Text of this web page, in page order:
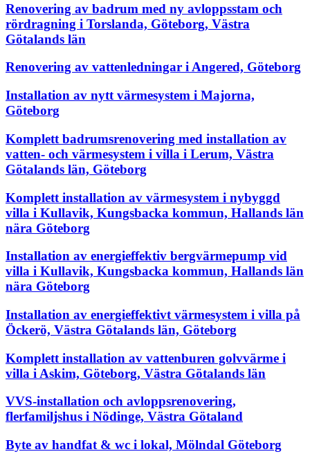
Renovering av badrum med ny avloppsstam och
rördragning i Torslanda, Göteborg, Västra
Götalands län
Renovering av vattenledningar i Angered, Göteborg
Installation av nytt värmesystem i Majorna,
Göteborg
Komplett badrumsrenovering med installation av
vatten- och värmesystem i villa i Lerum, Västra
Götalands län, Göteborg
Komplett installation av värmesystem i nybyggd
villa i Kullavik, Kungsbacka kommun, Hallands län
nära Göteborg
Installation av energieffektiv bergvärmepump vid
villa i Kullavik, Kungsbacka kommun, Hallands län
nära Göteborg
Installation av energieffektivt värmesystem i villa på
Öckerö, Västra Götalands län, Göteborg
Komplett installation av vattenburen golvvärme i
villa i Askim, Göteborg, Västra Götalands län
VVS-installation och avloppsrenovering,
flerfamiljshus i Nödinge, Västra Götaland
Byte av handfat & wc i lokal, Mölndal Göteborg